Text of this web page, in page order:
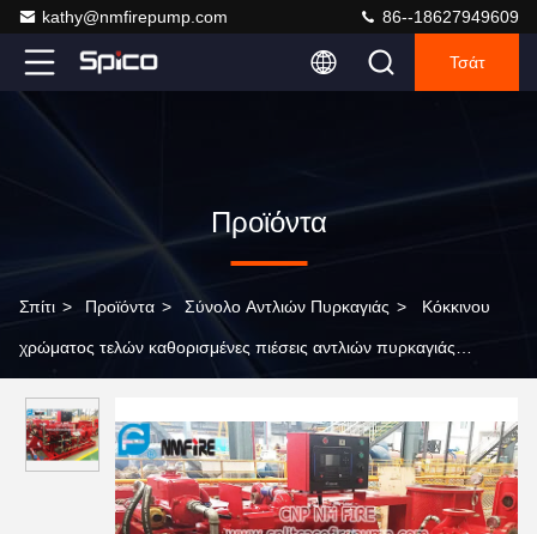
kathy@nmfirepump.com 86--18627949609
Τσάτ
Προϊόντα
Σπίτι > Προϊόντα > Σύνολο Αντλιών Πυρκαγιάς > Κόκκινου
χρώματος τελών καθορισμένες πιέσεις αντλιών πυρκαγιάς